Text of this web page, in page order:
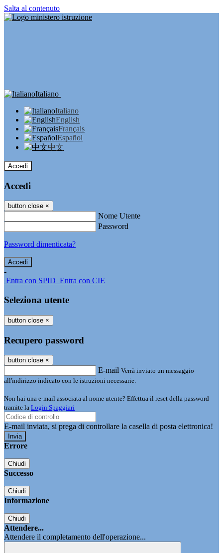
Salta al contenuto
Italiano
Italiano
English
Français
Español
中文
Accedi
Accedi
button close ×
Nome Utente
Password
Password dimenticata?
-
Entra con SPID Entra con CIE
Seleziona utente
button close ×
Recupero password
button close ×
E-mail Verrà inviato un messaggio
all'indirizzo indicato con le istruzioni necessarie.
Non hai una e-mail associata al nome utente? Effettua il reset della password
tramite la Login Spaggiari
E-mail inviata, si prega di controllare la casella di posta elettronica!
Errore
Chiudi
Successo
Chiudi
Informazione
Chiudi
Attendere...
Attendere il completamento dell'operazione...